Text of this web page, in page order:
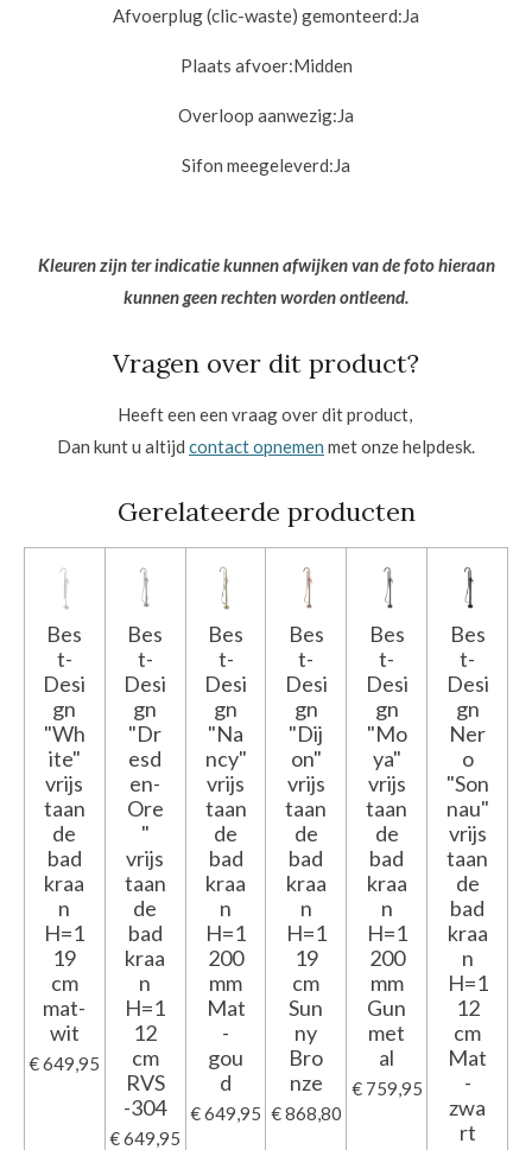
Afvoerplug (clic-waste) gemonteerd:Ja
Plaats afvoer:Midden
Overloop aanwezig:Ja
Sifon meegeleverd:Ja
Kleuren zijn ter indicatie kunnen afwijken van de foto hieraan
kunnen geen rechten worden ontleend.
Vragen over dit product?
Heeft een een vraag over dit product,
Dan kunt u altijd contact opnemen met onze helpdesk.
Gerelateerde producten
Bes
t-
Desi
gn
"Wh
ite"
vrijs
taan
de
bad
kraa
n
H=1
19
cm
mat-
wit
€ 649,95
Bes
t-
Desi
gn
"Dr
esd
en-
Ore
"
vrijs
taan
de
bad
kraa
n
H=1
12
cm
RVS
-304
€ 649,95
Bes
t-
Desi
gn
"Na
ncy"
vrijs
taan
de
bad
kraa
n
H=1
200
mm
Mat
-
gou
d
€ 649,95
Bes
t-
Desi
gn
"Dij
on"
vrijs
taan
de
bad
kraa
n
H=1
19
cm
Sun
ny
Bro
nze
€ 868,80
Bes
t-
Desi
gn
"Mo
ya"
vrijs
taan
de
bad
kraa
n
H=1
200
mm
Gun
met
al
€ 759,95
Bes
t-
Desi
gn
Ner
o
"Son
nau"
vrijs
taan
de
bad
kraa
n
H=1
12
cm
Mat
-
zwa
rt